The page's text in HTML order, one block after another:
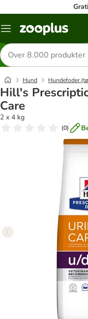
Menu
Søg
efter
produkter
Hund Hundefoder
Hill's
Care
2 x 4 kg
(0)